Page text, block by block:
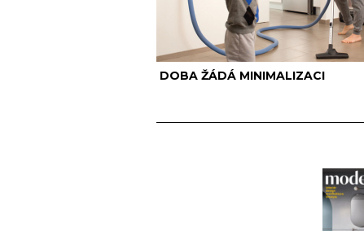
DOBA ŽÁDÁ MINIMALIZACI